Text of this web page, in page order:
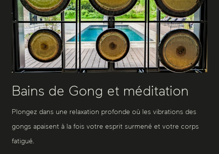
Bains de Gong et méditation
Plongez dans une relaxation profonde où les vibrations des
gongs apaisent à la fois votre esprit surmené et votre corps
fatigué.